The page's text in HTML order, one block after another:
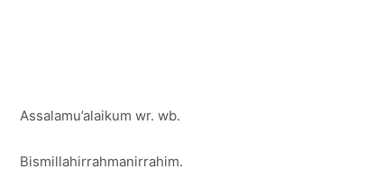
Assalamu’alaikum wr. wb.
Bismillahirrahmanirrahim.